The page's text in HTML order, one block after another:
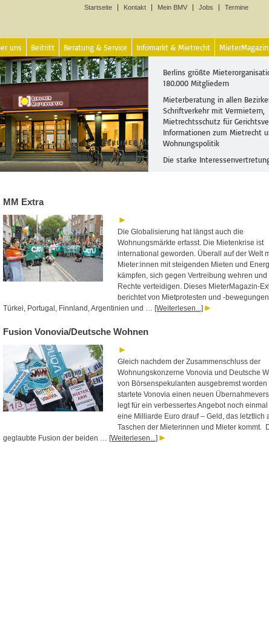
Startseite Kontakt Mein BMV Jobs Termine
uns Beitritt Beratung & Service Infomarkt & Mietrecht MieterMagazin
Berlins größte
180.000 Mitgliedern
Mieterberatung in allen
Schriftverkehr mit Vermietern,
Mietrechtsschutz für
Informationen zum Mietrecht
Wohnungspolitik
Die starke
MM Extra
Die Globalisierung hat längst auch die
Wohnungsmärkte erfasst. Die Mietenkrise ist
international geworden. Überall auf der Welt
Mieter:innen mit steigenden Mieten und
kämpfen, sich gegen Vertreibung wehren und
Rechte verteidigen. Dieses MieterMagazin-
berichtet von Mietprotesten und -
Türkei, Portugal, Finnland, Argentinien und … [Weiterlesen...]
Fusion Vonovia/Deutsche Wohnen
Gleich nachdem der Zusammenschluss der
Wohnungskonzerne Vonovia und Deutsche
von Börsenspekulanten ausgebremst worden
startete Vonovia einen neuen
legt für ein verbessertes Angebot noch einmal
eine Milliarde Euro drauf – Geld, das letztlich
Taschen der Mieterinnen und Mieter kommt.
geglaubte Fusion der beiden … [Weiterlesen...]